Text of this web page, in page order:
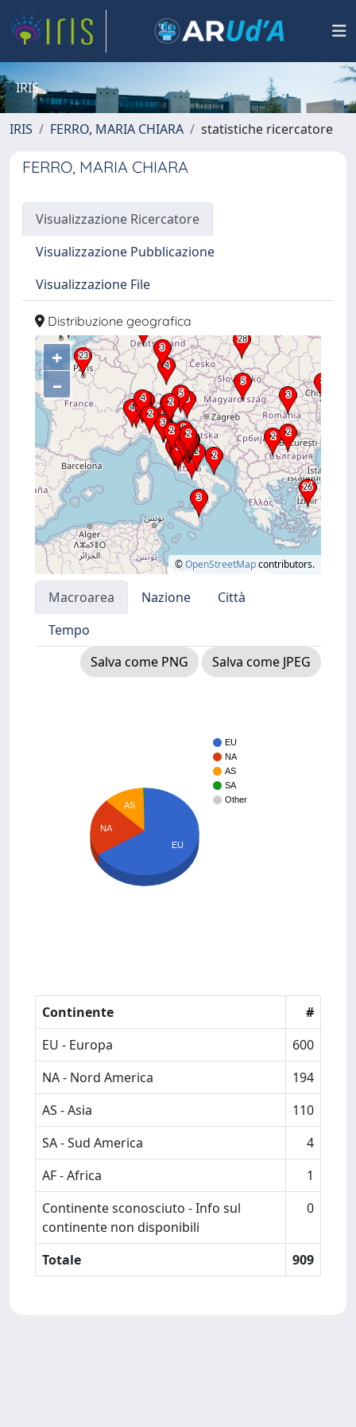
IRIS
IRIS FERRO, MARIA CHIARA statistiche ricercatore
FERRO, MARIA CHIARA
Visualizzazione Ricercatore
Visualizzazione Pubblicazione
Visualizzazione File
Distribuzione geografica
+
–
©OpenStreetMapcontributors.
Macroarea Nazione
Città
Tempo
Salva come PNG
Salva come JPEG
EU
NA
AS
SA
Other
AS
NA
EU
Continente
#
EU - Europa
600
NA - Nord America
194
AS - Asia
110
SA - Sud America
4
AF - Africa
1
Continente sconosciuto - Info sul
continente non disponibili
0
Totale 909